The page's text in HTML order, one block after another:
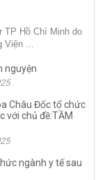
TP Hồ Chí Minh do
Viện ...
nguyện
Châu Đốc tổ chức
với chủ đề:TẦM
ngành y tế sau